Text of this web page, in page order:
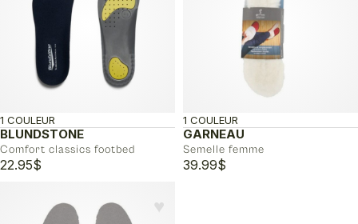
BLUNDSTONE
Comfort classics footbed
1 COULEUR
22.95$
GARNEAU
Semelle femme
1 COULEUR
39.99$
♥︎